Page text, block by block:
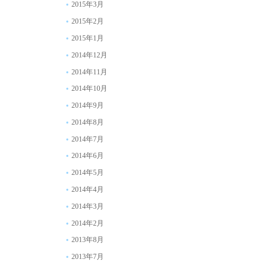
2015年3月
2015年2月
2015年1月
2014年12月
2014年11月
2014年10月
2014年9月
2014年8月
2014年7月
2014年6月
2014年5月
2014年4月
2014年3月
2014年2月
2013年8月
2013年7月